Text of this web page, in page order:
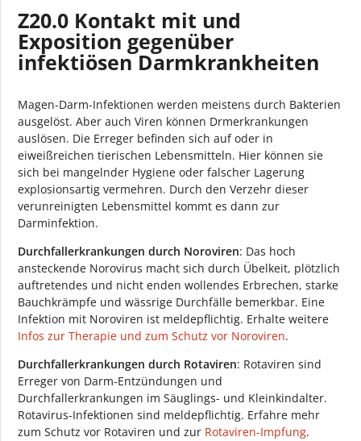
Z20.0 Kontakt mit und
Exposition gegenüber
infektiösen Darmkrankheiten
Magen-Darm-Infektionen werden meistens durch Bakterien
ausgelöst. Aber auch Viren können Drmerkrankungen
auslösen. Die Erreger befinden sich auf oder in
eiweißreichen tierischen Lebensmitteln. Hier können sie
sich bei mangelnder Hygiene oder falscher Lagerung
explosionsartig vermehren. Durch den Verzehr dieser
verunreinigten Lebensmittel kommt es dann zur
Darminfektion.
Durchfallerkrankungen durch Noroviren: Das hoch
ansteckende Norovirus macht sich durch Übelkeit, plötzlich
auftretendes und nicht enden wollendes Erbrechen, starke
Bauchkrämpfe und wässrige Durchfälle bemerkbar. Eine
Infektion mit Noroviren ist meldepflichtig. Erhalte weitere
Infos zur Therapie und zum Schutz vor Noroviren.
Durchfallerkrankungen durch Rotaviren: Rotaviren sind
Erreger von Darm-Entzündungen und
Durchfallerkrankungen im Säuglings- und Kleinkindalter.
Rotavirus-Infektionen sind meldepflichtig. Erfahre mehr
zum Schutz vor Rotaviren und zur Rotaviren-Impfung.